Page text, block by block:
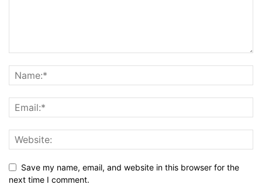
Save my name, email, and website in this browser for the
next time I comment.